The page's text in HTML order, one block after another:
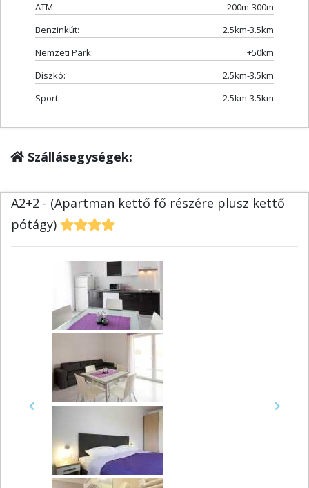
ATM:
200m-300m
Benzinkút:
2.5km-3.5km
Nemzeti Park:
+50km
Diszkó:
2.5km-3.5km
Sport:
2.5km-3.5km
Szállásegységek:
A2+2 - (Apartman kettő fő részére plusz kettő
pótágy)
Previous Next